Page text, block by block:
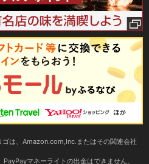
は、Amazon.com,Inc.またはその関連会社
マネーライトの出金はできません。